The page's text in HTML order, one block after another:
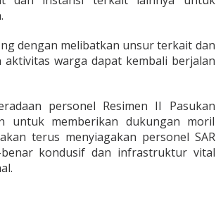
dengan melibatkan unsur terkait dan
warga dapat kembali berjalan
personel Resimen II Pasukan
untuk memberikan dukungan moril
terus menyiagakan personel SAR
kondusif dan infrastruktur vital